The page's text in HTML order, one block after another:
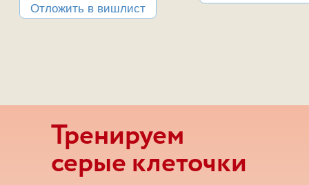
Отложить в вишлист
Тренируем
серые клеточки